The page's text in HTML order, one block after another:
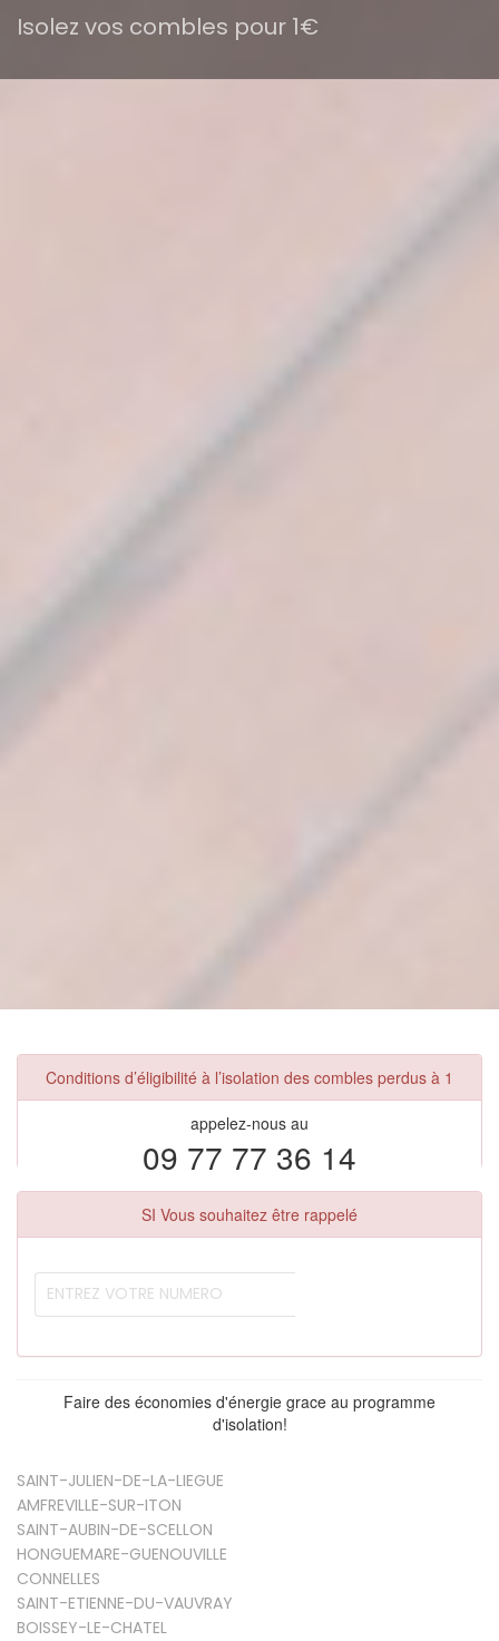
Isolez vos combles pour 1€
Conditions d’éligibilité à l’isolation des combles perdus à 1
appelez-nous au
09 77 77 36 14
SI Vous souhaitez être rappelé
Faire des économies d'énergie grace au programme
d'isolation!
SAINT-JULIEN-DE-LA-LIEGUE
AMFREVILLE-SUR-ITON
SAINT-AUBIN-DE-SCELLON
HONGUEMARE-GUENOUVILLE
CONNELLES
SAINT-ETIENNE-DU-VAUVRAY
BOISSEY-LE-CHATEL